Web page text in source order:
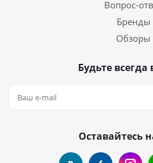
Вопрос-
Бренды
Обзоры
Будьте всегда
Оставайтесь